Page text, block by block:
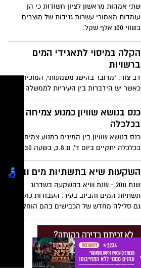
שתי אמהות מראשון לציון חשודות כי הן
עומדות מאחורי עשרות גניבות של מוצרים
בשווי 100 אלף שקל.
הקלה במיסוי לתאגידי המים
ברשויות
דב צור: "מדובר בהישג משמעותי, המוכיח כי
כאשר יש הידברות בין העיריות לממשלה
אפשר להגיע להסכמות".
כנס בנושא שוויון כמנוע צמיחה
בכלכלה
כנס בנושא שוויון בין המינים כמנוע צמיחה
באולם בית לבנים בראשון לציון.
השקעות שיא בתשתיות מים וביוב
שנת 2011 - שנת שיא בהשקעה בשדרוג
תשתיות המים והביוב בעיר. העבודות כוללות
גם סלילה מחדש של הכבישים בהם הוחלפו